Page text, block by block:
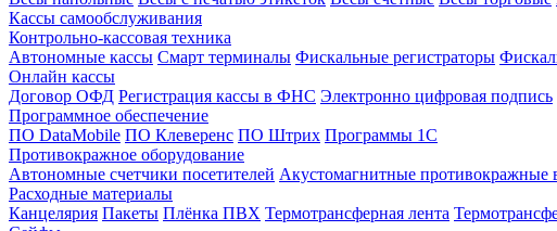
Кассы самообслуживания
Контрольно-кассовая техника
Автономные кассы Смарт терминалы Фискальные регистраторы
Онлайн кассы
Договор ОФД Регистрация кассы в ФНС Электронно цифровая подпись
Программное обеспечение
ПО DataMobile ПО Клеверенс ПО Штрих Программы 1С
Противокражное оборудование
Автономные счетчики посетителей Акустомагнитные противокражные
Расходные материалы
Канцелярия Пакеты Плёнка ПВХ Термотрансферная лента